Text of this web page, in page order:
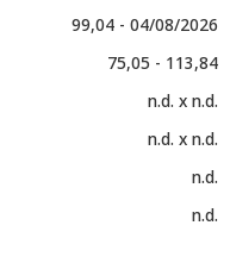
99,04 - 04/08/2026
75,05 - 113,84
n.d. x n.d.
n.d. x n.d.
n.d.
n.d.